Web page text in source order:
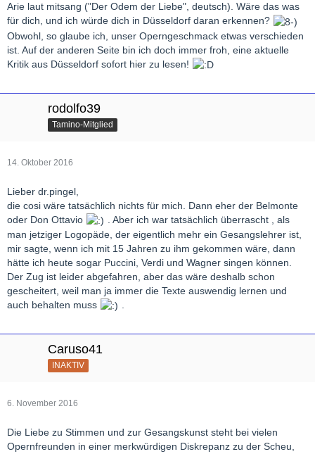
Arie laut mitsang ("Der Odem der Liebe", deutsch). Wäre das was
für dich, und ich würde dich in Düsseldorf daran erkennen?
Obwohl, so glaube ich, unser Operngeschmack etwas verschieden
ist. Auf der anderen Seite bin ich doch immer froh, eine aktuelle
Kritik aus Düsseldorf sofort hier zu lesen!
rodolfo39
Tamino-Mitglied
14. Oktober 2016
Lieber dr.pingel,
die cosi wäre tatsächlich nichts für mich. Dann eher der Belmonte
oder Don Ottavio
. Aber ich war tatsächlich überrascht , als
man jetziger Logopäde, der eigentlich mehr ein Gesangslehrer ist,
mir sagte, wenn ich mit 15 Jahren zu ihm gekommen wäre, dann
hätte ich heute sogar Puccini, Verdi und Wagner singen können.
Der Zug ist leider abgefahren, aber das wäre deshalb schon
gescheitert, weil man ja immer die Texte auswendig lernen und
auch behalten muss
Caruso41
INAKTIV
6. November 2016
Die Liebe zu Stimmen und zur Gesangskunst steht bei vielen
Opernfreunden in einer merkwürdigen Diskrepanz zu der Scheu,